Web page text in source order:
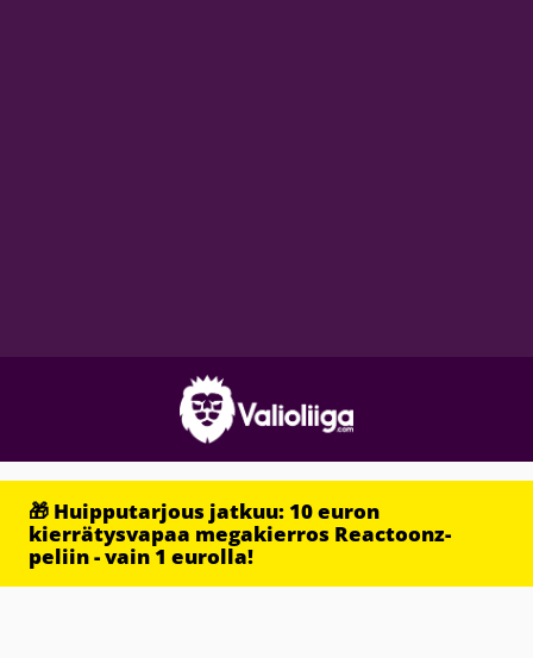
🎁 Huipputarjous jatkuu: 10 euron
kierrätysvapaa megakierros Reactoonz-
peliin - vain 1 eurolla!